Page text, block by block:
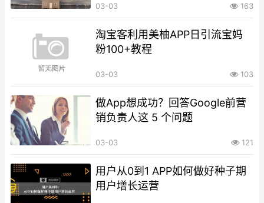
03-03 163
淘宝客利用美柚APP日引流宝妈
粉100+教程
03-03 103
做App想成功？回答Google前营
销负责人这 5 个问题
03-03 121
用户从0到1 APP如何做好种子期
用户增长运营